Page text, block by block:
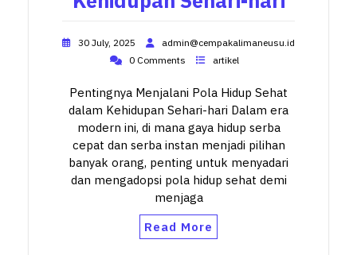
30 July, 2025
admin@cempakalimaneusu.id
0 Comments
artikel
Pentingnya Menjalani Pola Hidup Sehat
dalam Kehidupan Sehari-hari Dalam era
modern ini, di mana gaya hidup serba
cepat dan serba instan menjadi pilihan
banyak orang, penting untuk menyadari
dan mengadopsi pola hidup sehat demi
menjaga
Read More